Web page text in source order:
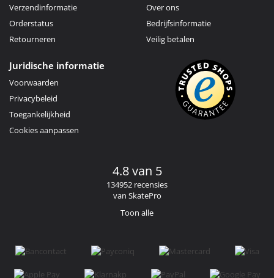
Verzendinformatie
Orderstatus
Retourneren
Over ons
Bedrijfsinformatie
Veilig betalen
Juridische informatie
Voorwaarden
Privacybeleid
Toegankelijkheid
Cookies aanpassen
4.8 van 5
134952 recensies
van SkatePro
Toon alle